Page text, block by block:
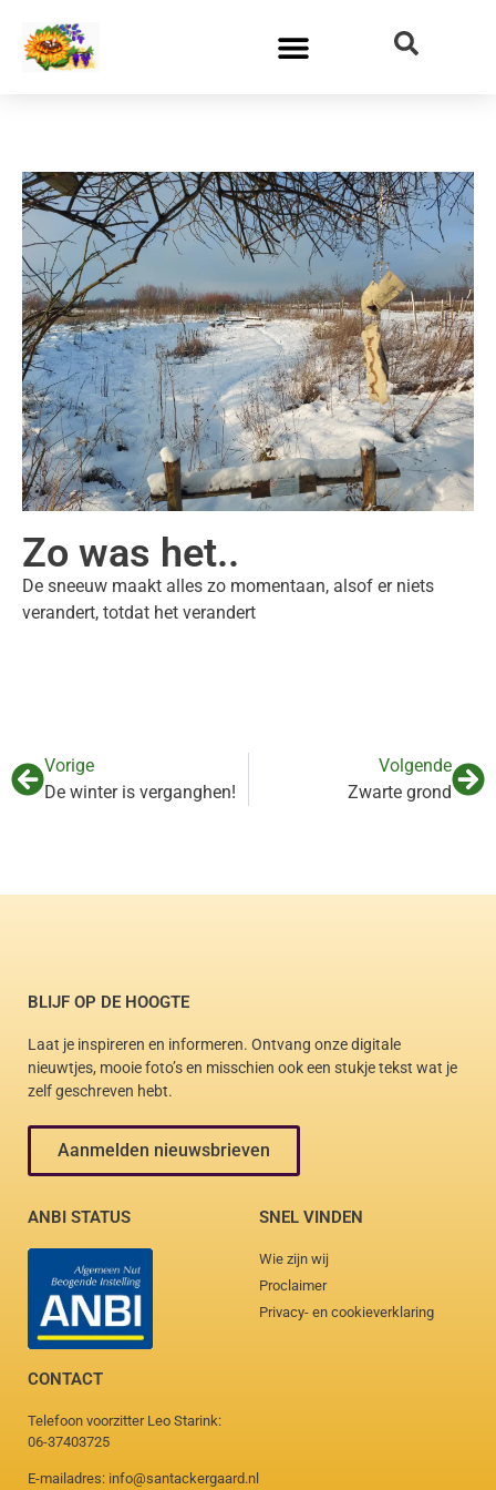
Zo was het..
De sneeuw maakt alles zo momentaan, alsof er niets
verandert, totdat het verandert
Vorige
De winter is verganghen!
Volgende
Zwarte grond
BLIJF OP DE HOOGTE
Laat je inspireren en informeren. Ontvang onze digitale
nieuwtjes, mooie foto’s en misschien ook een stukje tekst wat je
zelf geschreven hebt.
Aanmelden nieuwsbrieven
ANBI STATUS SNEL VINDEN
Wie zijn wij
Proclaimer
Privacy- en cookieverklaring
CONTACT
Telefoon voorzitter Leo Starink:
06-37403725
E-mailadres: info@santackergaard.nl